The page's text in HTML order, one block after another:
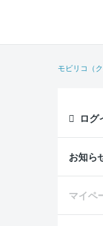
モビリコ（
ログ
お知ら
マイペ